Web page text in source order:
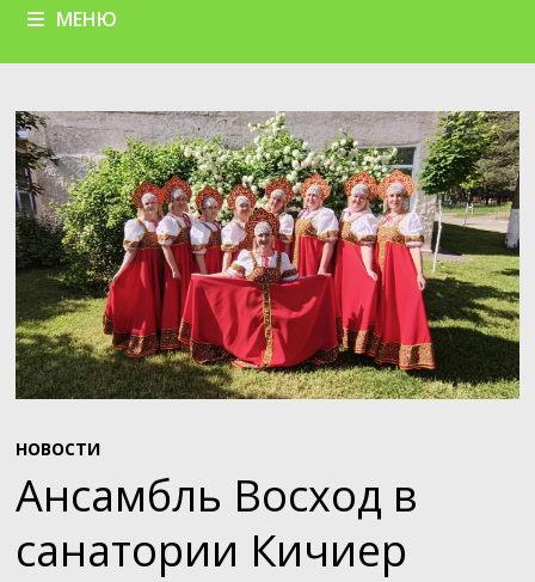
МЕНЮ
НОВОСТИ
Ансамбль Восход в
санатории Кичиер